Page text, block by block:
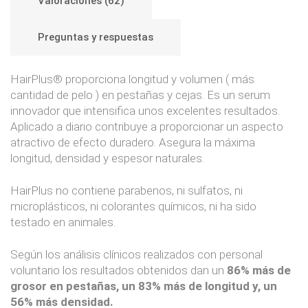
Preguntas y respuestas
HairPlus® proporciona longitud y volumen ( más
cantidad de pelo ) en pestañas y cejas. Es un serum
innovador que intensifica unos excelentes resultados.
Aplicado a diario contribuye a proporcionar un aspecto
atractivo de efecto duradero. Asegura la máxima
longitud, densidad y espesor naturales.
HairPlus no contiene parabenos, ni sulfatos, ni
microplásticos, ni colorantes químicos, ni ha sido
testado en animales.
Según los análisis clínicos realizados con personal
voluntario los resultados obtenidos dan un 86% más de
grosor en pestañas, un 83% más de longitud y, un
56% más densidad.